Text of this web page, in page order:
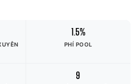
1.5%
PHÍ POOL
9